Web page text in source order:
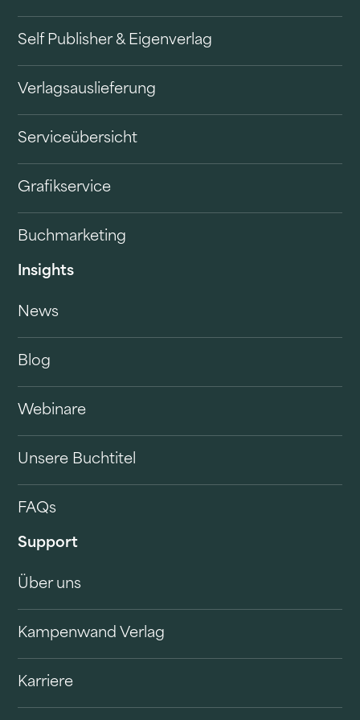
Self Publisher & Eigenverlag
Verlagsauslieferung
Serviceübersicht
Grafikservice
Buchmarketing
Insights
News
Blog
Webinare
Unsere Buchtitel
FAQs
Support
Über uns
Kampenwand Verlag
Karriere